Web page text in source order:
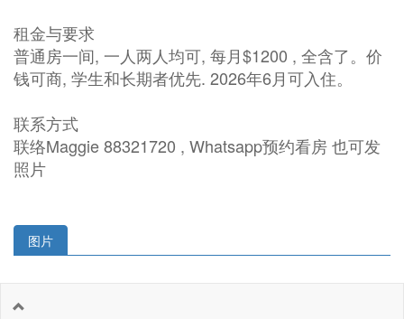
租金与要求
普通房一间, 一人两人均可, 每月$1200 , 全含了。价
钱可商, 学生和长期者优先. 2026年6月可入住。
联系方式
联络Maggie 88321720 , Whatsapp预约看房 也可发
照片
图片